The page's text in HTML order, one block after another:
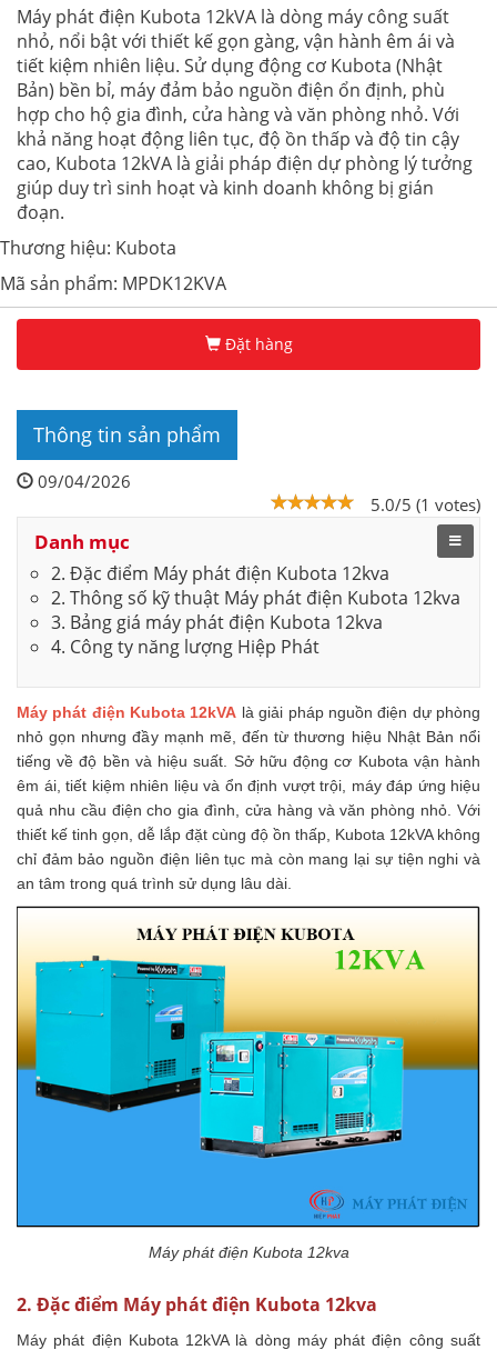
Máy phát điện Kubota 12kVA là dòng máy công suất
nhỏ, nổi bật với thiết kế gọn gàng, vận hành êm ái và
tiết kiệm nhiên liệu. Sử dụng động cơ Kubota (Nhật
Bản) bền bỉ, máy đảm bảo nguồn điện ổn định, phù
hợp cho hộ gia đình, cửa hàng và văn phòng nhỏ. Với
khả năng hoạt động liên tục, độ ồn thấp và độ tin cậy
cao, Kubota 12kVA là giải pháp điện dự phòng lý tưởng
giúp duy trì sinh hoạt và kinh doanh không bị gián
đoạn.
Thương hiệu: Kubota
Mã sản phẩm: MPDK12KVA
Đặt hàng
Thông tin sản phẩm
09/04/2026
5.0/5 (1 votes)
Danh mục
2. Đặc điểm Máy phát điện Kubota 12kva
2. Thông số kỹ thuật Máy phát điện Kubota 12kva
3. Bảng giá máy phát điện Kubota 12kva
4. Công ty năng lượng Hiệp Phát
Máy phát điện Kubota 12kVA là giải pháp nguồn điện dự phòng
nhỏ gọn nhưng đầy mạnh mẽ, đến từ thương hiệu Nhật Bản nổi
tiếng về độ bền và hiệu suất. Sở hữu động cơ Kubota vận hành
êm ái, tiết kiệm nhiên liệu và ổn định vượt trội, máy đáp ứng hiệu
quả nhu cầu điện cho gia đình, cửa hàng và văn phòng nhỏ. Với
thiết kế tinh gọn, dễ lắp đặt cùng độ ồn thấp, Kubota 12kVA không
chỉ đảm bảo nguồn điện liên tục mà còn mang lại sự tiện nghi và
an tâm trong quá trình sử dụng lâu dài.
Máy phát điện Kubota 12kva
2. Đặc điểm Máy phát điện Kubota 12kva
Máy phát điện Kubota 12kVA là dòng máy phát điện công suất